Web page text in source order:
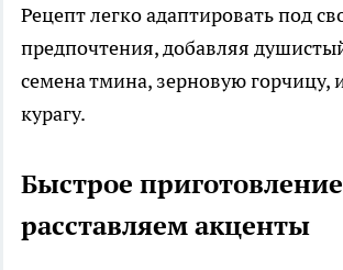
Рецепт легко адаптировать под
предпочтения, добавляя
семена тмина, зерновую горчицу,
курагу.
Быстрое
расставляем акценты